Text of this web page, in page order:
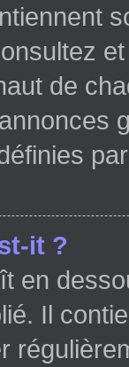
de
it ?
en
Il